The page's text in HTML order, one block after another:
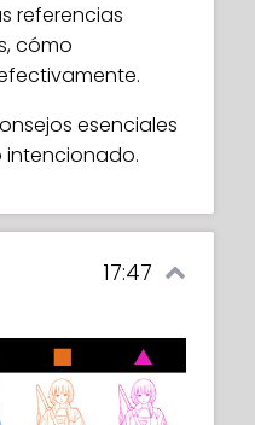
referencias
cómo
esenciales
intencionado.
17:47